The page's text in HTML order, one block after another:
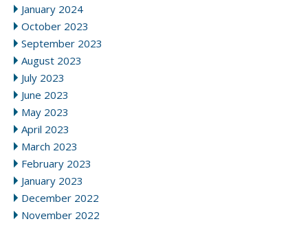
January 2024
October 2023
September 2023
August 2023
July 2023
June 2023
May 2023
April 2023
March 2023
February 2023
January 2023
December 2022
November 2022